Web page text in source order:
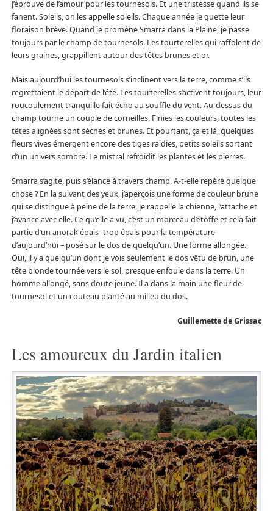
J’éprouve de l’amour pour les tournesols. Et une tristesse quand ils se
fanent. Soleils, on les appelle soleils. Chaque année je guette leur
floraison brève. Quand je promène Smarra dans la Plaine, je passe
toujours par le champ de tournesols. Les tourterelles qui raffolent de
leurs graines, grappillent autour des têtes brunes et or.
Mais aujourd’hui les tournesols s’inclinent vers la terre, comme s’ils
regrettaient le départ de l’été. Les tourterelles s’activent toujours, leur
roucoulement tranquille fait écho au souffle du vent. Au-dessus du
champ tourne un couple de corneilles. Finies les couleurs, toutes les
têtes alignées sont sèches et brunes. Et pourtant, ça et là, quelques
fleurs vives émergent encore des tiges raidies, petits soleils sortant
d’un univers sombre. Le mistral refroidit les plantes et les pierres.
Smarra s’agite, puis s’élance à travers champ. A-t-elle repéré quelque
chose ? En la suivant des yeux, j’aperçois une forme de couleur brune
qui se distingue à peine de la terre. Je rappelle la chienne, l’attache et
j’avance avec elle. Ce qu’elle a vu, c’est un morceau d’étoffe et cela fait
partie d’un anorak épais -trop épais pour la température
d’aujourd’hui – posé sur le dos de quelqu’un. Une forme allongée.
Oui, il y a quelqu’un dont je vois seulement le dos vêtu de brun, une
tête blonde tournée vers le sol, presque enfouie dans la terre. Un
homme allongé, sans doute jeune. Il a dans la main une fleur de
tournesol et un couteau planté au milieu du dos.
Guillemette de Grissac
Les amoureux du Jardin italien